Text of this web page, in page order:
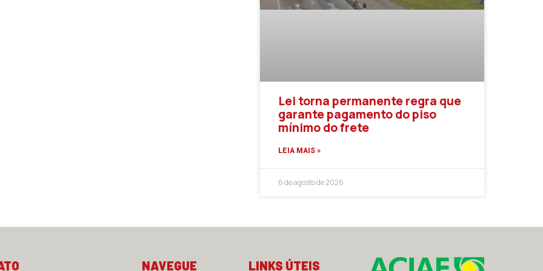
Lei torna permanente regra que
garante pagamento do piso
mínimo do frete
LEIA MAIS »
6 de agosto de 2026
NAVEGUE LINKS ÚTEIS